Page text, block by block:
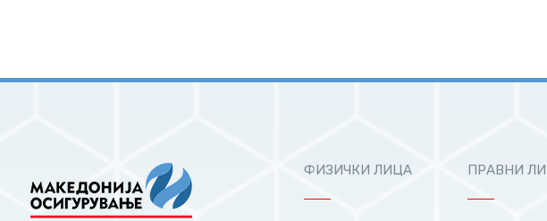
ФИЗИЧКИ ЛИЦА ПРАВНИ